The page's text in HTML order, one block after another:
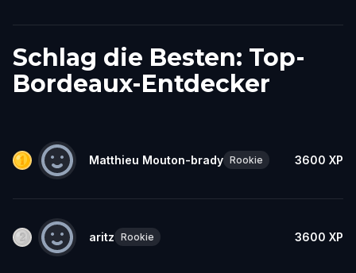
Schlag die Besten: Top-
Bordeaux-Entdecker
Matthieu Mouton-brady Rookie 3600 XP
aritz Rookie 3600 XP